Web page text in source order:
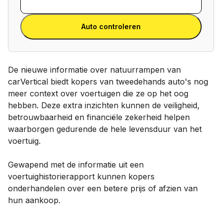
VIN invoeren
Auto controleren
De nieuwe informatie over natuurrampen van
carVertical biedt kopers van tweedehands auto's nog
meer context over voertuigen die ze op het oog
hebben. Deze extra inzichten kunnen de veiligheid,
betrouwbaarheid en financiële zekerheid helpen
waarborgen gedurende de hele levensduur van het
voertuig.
Gewapend met de informatie uit een
voertuighistorierapport kunnen kopers
onderhandelen over een betere prijs of afzien van
hun aankoop.